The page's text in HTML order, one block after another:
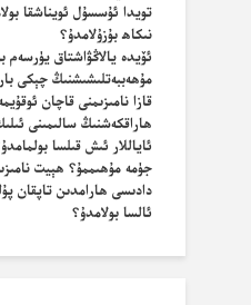
تويدا ئۇسسۇل ئويناشقا
نىكاھ بۇزۇلامدۇ؟
ئۆيدە يالاڭۋاشتاق يۈرسەم
مۇھەببەتلىشىشنىڭ چېكى
قازا نامىزىمنى قاچان
ھاراقكەشنىڭ سالىمىنى
ئاياللار ئىش قىلسا
جۈمە مۇھىممۇ؟ ھېيت
دادىسى ھارامدىن تاپقان
ئالسا بولامدۇ؟